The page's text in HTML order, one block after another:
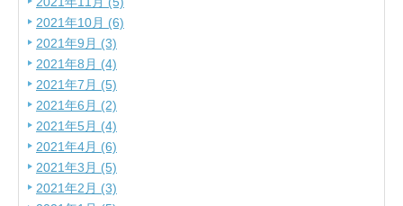
2021年10月 (6)
2021年9月 (3)
2021年8月 (4)
2021年7月 (5)
2021年6月 (2)
2021年5月 (4)
2021年4月 (6)
2021年3月 (5)
2021年2月 (3)